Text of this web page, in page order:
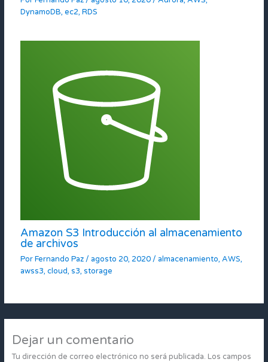
DynamoDB,ec2,RDS
Amazon S3 Introducción al almacenamiento
de archivos
PorFernando Paz/ agosto 20, 2020/ almacenamiento,AWS,
awss3,cloud,s3,storage
Dejar un comentario
Tu dirección de correo electrónico no será publicada. Los campos